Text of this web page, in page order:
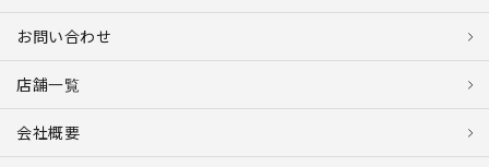
お問い合わせ
店舗一覧
会社概要